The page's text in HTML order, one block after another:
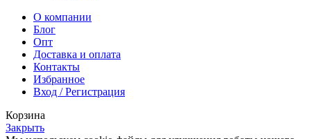
О компании
Блог
Опт
Доставка и оплата
Контакты
Избранное
Вход / Регистрация
Корзина
Закрыть